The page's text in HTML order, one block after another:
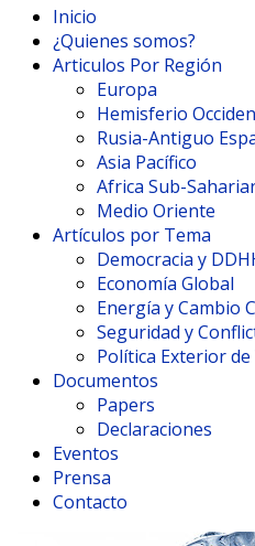
Inicio
¿Quienes somos?
Articulos Por Región
Europa
Hemisferio
Rusia-Antiguo
Asia Pacífico
Africa Sub-
Medio Oriente
Artículos por Tema
Democracia y
Economía Global
Energía y Cambio
Seguridad y
Política Exterior de
Documentos
Papers
Declaraciones
Eventos
Prensa
Contacto